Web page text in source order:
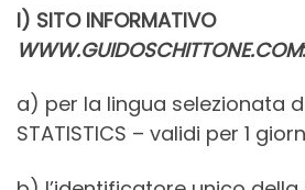
I) SITO INFORMATIVO
WWW.GUIDOSCHITTONE.COM:
a) per la lingua selezionata
STATISTICS – validi per 1